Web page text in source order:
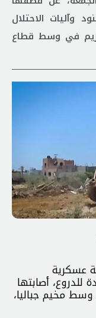
لجنود وآليات الاحتلال
في وسط قطاع
عسكرية
للدروع، أصابتها
مخيم جباليا،